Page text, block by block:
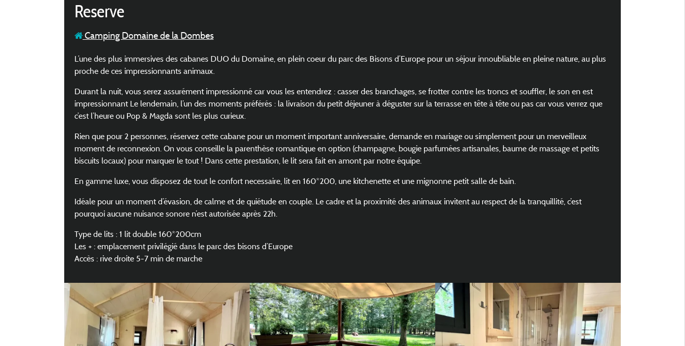
Reserve
Camping Domaine de la Dombes
L’une des plus immersives des cabanes DUO du Domaine, en plein coeur du parc des Bisons d’Europe pour un séjour innoubliable en pleine nature, au plus
proche de ces impressionnants animaux.
Durant la nuit, vous serez assurément impressionné car vous les entendrez : casser des branchages, se frotter contre les troncs et souffler, le son en est
impressionnant Le lendemain, l’un des moments préférés : la livraison du petit déjeuner à déguster sur la terrasse en tête à tête ou pas car vous verrez que
c’est l’heure ou Pop & Magda sont les plus curieux.
Rien que pour 2 personnes, réservez cette cabane pour un moment important anniversaire, demande en mariage ou simplement pour un merveilleux
moment de reconnexion. On vous conseille la parenthèse romantique en option (champagne, bougie parfumées artisanales, baume de massage et petits
biscuits locaux) pour marquer le tout ! Dans cette prestation, le lit sera fait en amont par notre équipe.
En gamme luxe, vous disposez de tout le confort necessaire, lit en 160*200, une kitchenette et une mignonne petit salle de bain.
Idéale pour un moment d’évasion, de calme et de quiétude en couple. Le cadre et la proximité des animaux invitent au respect de la tranquillité, c’est
pourquoi aucune nuisance sonore n’est autorisée après 22h.
Type de lits : 1 lit double 160*200cm
Les + : emplacement privilégié dans le parc des bisons d’Europe
Accès : rive droite 5-7 min de marche